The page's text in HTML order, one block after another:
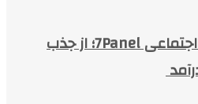
خدمات شبکه‌های اجتماعی 7Panel؛ از جذب